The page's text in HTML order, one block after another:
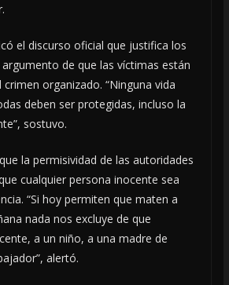
el discurso oficial que justifica los
de que las víctimas están
organizado. “Ninguna vida
deben ser protegidas, incluso la
sostuvo.
la permisividad de las autoridades
cualquier persona inocente sea
“Si hoy permiten que maten a
nada nos excluye de que
a un niño, a una madre de
alertó.